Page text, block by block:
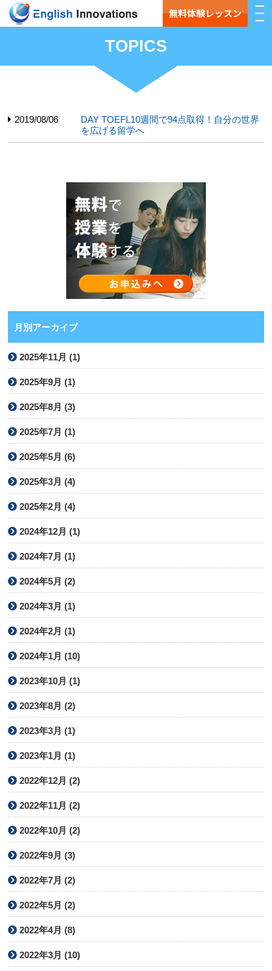
無料体験レッスン
TOPICS
2019/08/06
DAY TOEFL10週間で94点取得！自分の世界
を広げる留学へ
月別アーカイブ
2025年11月 (1)
2025年9月 (1)
2025年8月 (3)
2025年7月 (1)
2025年5月 (6)
2025年3月 (4)
2025年2月 (4)
2024年12月 (1)
2024年7月 (1)
2024年5月 (2)
2024年3月 (1)
2024年2月 (1)
2024年1月 (10)
2023年10月 (1)
2023年8月 (2)
2023年3月 (1)
2023年1月 (1)
2022年12月 (2)
2022年11月 (2)
2022年10月 (2)
2022年9月 (3)
2022年7月 (2)
2022年5月 (2)
2022年4月 (8)
2022年3月 (10)